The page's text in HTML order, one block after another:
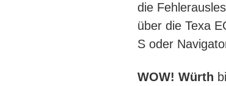
die
über die Texa
S oder
WOW! Würth